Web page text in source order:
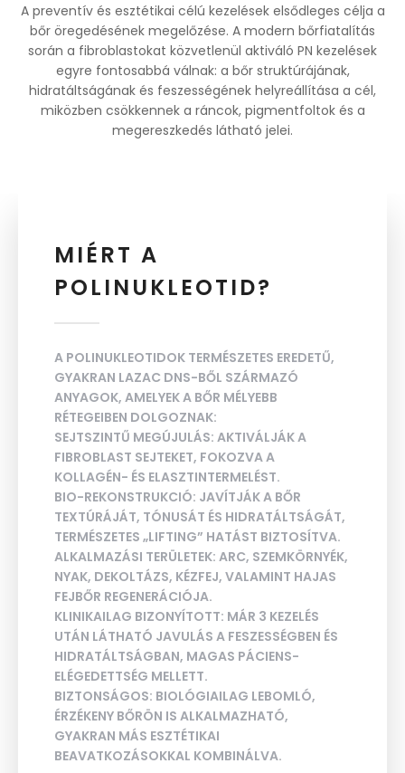
A preventív és esztétikai célú kezelések elsődleges célja a
bőr öregedésének megelőzése. A modern bőrfiatalítás
során a fibroblastokat közvetlenül aktiváló PN kezelések
egyre fontosabbá válnak: a bőr struktúrájának,
hidratáltságának és feszességének helyreállítása a cél,
miközben csökkennek a ráncok, pigmentfoltok és a
megereszkedés látható jelei.
MIÉRT A
POLINUKLEOTID?
A POLINUKLEOTIDOK TERMÉSZETES EREDETŰ,
GYAKRAN LAZAC DNS-BŐL SZÁRMAZÓ
ANYAGOK, AMELYEK A BŐR MÉLYEBB
RÉTEGEIBEN DOLGOZNAK:
SEJTSZINTŰ MEGÚJULÁS: AKTIVÁLJÁK A
FIBROBLAST SEJTEKET, FOKOZVA A
KOLLAGÉN- ÉS ELASZTINTERMELÉST.
BIO-REKONSTRUKCIÓ: JAVÍTJÁK A BŐR
TEXTÚRÁJÁT, TÓNUSÁT ÉS HIDRATÁLTSÁGÁT,
TERMÉSZETES „LIFTING” HATÁST BIZTOSÍTVA.
ALKALMAZÁSI TERÜLETEK: ARC, SZEMKÖRNYÉK,
NYAK, DEKOLTÁZS, KÉZFEJ, VALAMINT HAJAS
FEJBŐR REGENERÁCIÓJA.
KLINIKAILAG BIZONYÍTOTT: MÁR 3 KEZELÉS
UTÁN LÁTHATÓ JAVULÁS A FESZESSÉGBEN ÉS
HIDRATÁLTSÁGBAN, MAGAS PÁCIENS-
ELÉGEDETTSÉG MELLETT.
BIZTONSÁGOS: BIOLÓGIAILAG LEBOMLÓ,
ÉRZÉKENY BŐRÖN IS ALKALMAZHATÓ,
GYAKRAN MÁS ESZTÉTIKAI
BEAVATKOZÁSOKKAL KOMBINÁLVA.